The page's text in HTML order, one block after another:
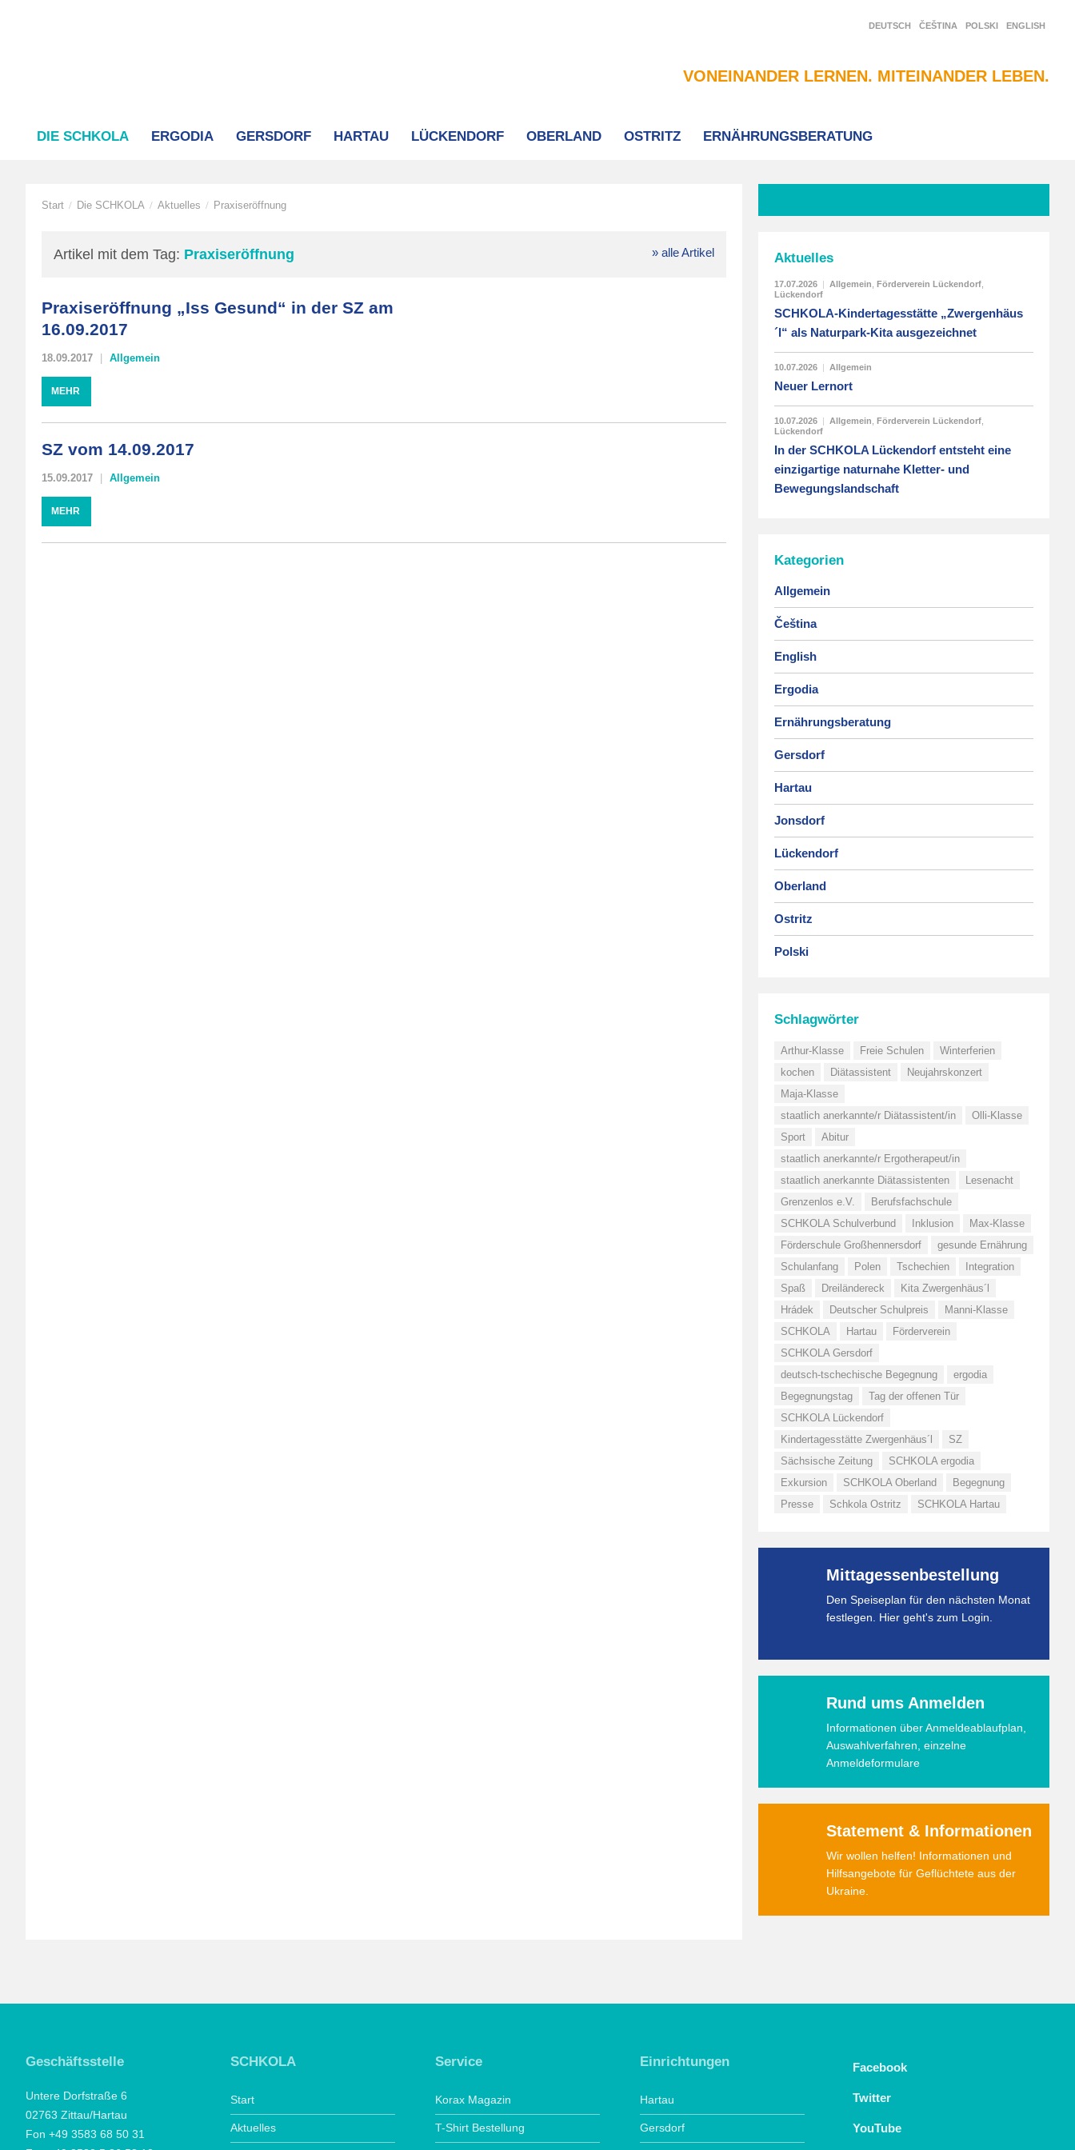
DEUTSCH ČEŠTINA POLSKI ENGLISH
VONEINANDER LERNEN. MITEINANDER LEBEN.
DIE SCHKOLA ERGODIA GERSDORF HARTAU LÜCKENDORF OBERLAND OSTRITZ ERNÄHRUNGSBERATUNG
Start / Die SCHKOLA / Aktuelles / Praxiseröffnung
Artikel mit dem Tag: Praxiseröffnung » alle Artikel
Praxiseröffnung „Iss Gesund“ in der SZ am
16.09.2017
18.09.2017 Allgemein
MEHR
SZ vom 14.09.2017
15.09.2017 Allgemein
MEHR
Aktuelles
17.07.2026 | Allgemein Förderverein Lückendorf
Lückendorf
SCHKOLA-Kindertagesstätte „Zwergenhäus
´l“ als Naturpark-Kita ausgezeichnet
10.07.2026 | Allgemein
Neuer Lernort
10.07.2026 | Allgemein Förderverein Lückendorf
Lückendorf
In der SCHKOLA Lückendorf entsteht eine
einzigartige naturnahe Kletter- und
Bewegungslandschaft
Kategorien
Allgemein
Čeština
English
Ergodia
Ernährungsberatung
Gersdorf
Hartau
Jonsdorf
Lückendorf
Oberland
Ostritz
Polski
Schlagwörter
Arthur-Klasse Freie Schulen
Winterferien
kochen
Diätassistent
Neujahrskonzert
Maja-Klasse
staatlich anerkannte/r Diätassistent/in
Olli-Klasse
Sport
Abitur
staatlich anerkannte/r Ergotherapeut/in
staatlich anerkannte Diätassistenten
Lesenacht
Grenzenlos e.V.
Berufsfachschule
SCHKOLA Schulverbund
Inklusion
Max-Klasse
Förderschule Großhennersdorf
gesunde Ernährung
Schulanfang
Polen Tschechien
Integration
Spaß
Dreiländereck
Kita Zwergenhäus´l
Hrádek
Deutscher Schulpreis
Manni-Klasse
SCHKOLA
Hartau
Förderverein
SCHKOLA Gersdorf
deutsch-tschechische Begegnung
ergodia
Begegnungstag
Tag der offenen Tür
SCHKOLA Lückendorf
Kindertagesstätte Zwergenhäus´l
SZ
Sächsische Zeitung
SCHKOLA ergodia
Exkursion
SCHKOLA Oberland
Begegnung
Presse
Schkola Ostritz SCHKOLA Hartau
Mittagessenbestellung
Den Speiseplan für den nächsten Monat
festlegen. Hier geht's zum Login.
Rund ums Anmelden
Informationen über Anmeldeablaufplan,
Auswahlverfahren, einzelne
Anmeldeformulare
Statement & Informationen
Wir wollen helfen! Informationen und
Hilfsangebote für Geflüchtete aus der
Ukraine.
Geschäftsstelle
Untere Dorfstraße 6
02763 Zittau/Hartau
Fon +49 3583 68 50 31
SCHKOLA
Start
Aktuelles
Service
Korax Magazin
T-Shirt Bestellung
Einrichtungen
Hartau
Gersdorf
Facebook
Twitter
YouTube